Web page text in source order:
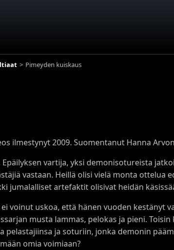
Pimeyden kuiskaus
ilmestynyt 2009. Suomentanut Hanna
Epäilyksen vartija, yksi demonisotureista
vastaan. Heillä olisi vielä monta ottelua
jumalalliset artefaktit olisivat heidän
ei voinut uskoa, että hänen vuoden kestänyt
musta lammas, pelokas ja pieni.
pelastajiinsa ja soturiin, jonka demonin
omia voimiaan?